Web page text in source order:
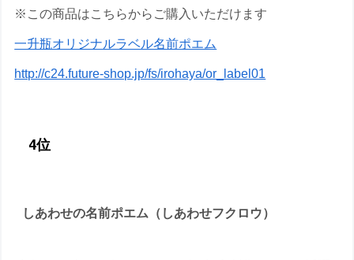
※この商品はこちらからご購入いただけます
一升瓶オリジナルラベル名前ポエム
http://c24.future-shop.jp/fs/irohaya/or_label01
4位
しあわせの名前ポエム（しあわせフクロウ）